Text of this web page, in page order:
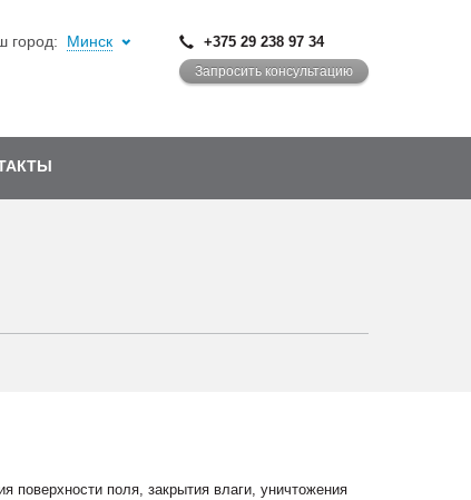
город: Минск +375 29 238 97 34
Запросить консультацию
поверхности поля, закрытия влаги, уничтожения